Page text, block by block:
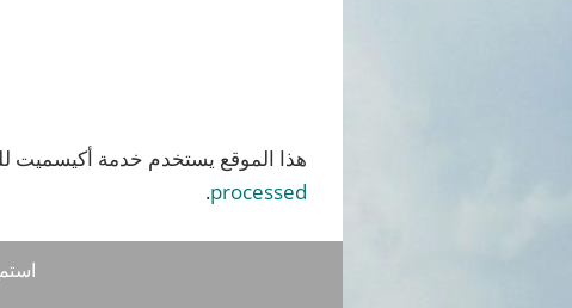
هذا الموقع يستخدم خدمة أكيسميت
processed
.